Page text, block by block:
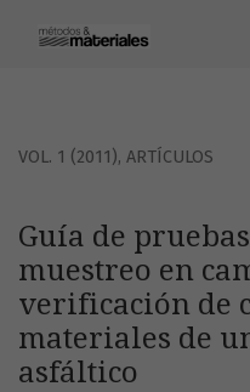
VOL. 1 (2011), ARTÍCULOS
Guía de
muestreo en
verificación de
materiales de
asfáltico